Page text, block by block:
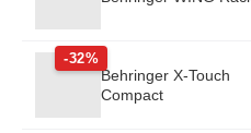
-32%
Behringer X-Touch
Compact